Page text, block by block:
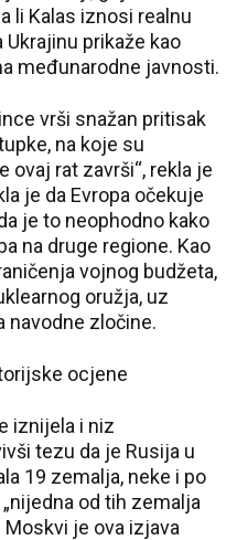
li Kalas iznosi realnu
prikaže kao
međunarodne javnosti.
vrši snažan pritisak
na koje su
ovaj rat završi“, rekla je
je da Evropa očekuje
je to neophodno kako
na druge regione. Kao
vojnog budžeta,
oružja, uz
navodne zločine.
ocjene
iznijela i niz
tezu da je Rusija u
19 zemalja, neke i po
od tih zemalja
Moskvi je ova izjava